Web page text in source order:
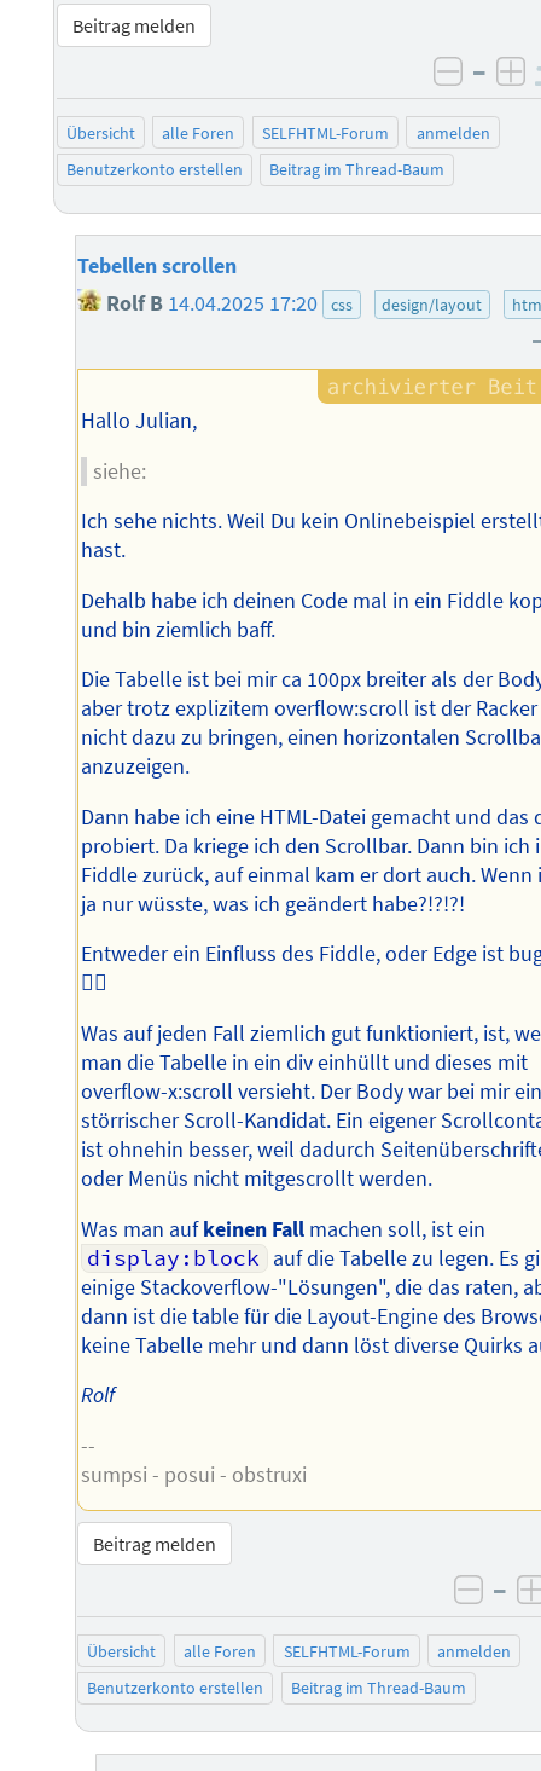
Beitrag melden
–
Übersicht alle Foren SELFHTML-Forum
anmelden
Benutzerkonto erstellen
Beitrag im Thread-Baum
Tebellen scrollen
Rolf B 14.04.2025 17:20 css design/layout
Hallo Julian,
siehe:
Ich sehe nichts. Weil Du kein Onlinebeispiel
hast.
Dehalb habe ich deinen Code mal in ein Fiddle
und bin ziemlich baff.
Die Tabelle ist bei mir ca 100px breiter als der
aber trotz explizitem overflow:scroll ist der Racker
nicht dazu zu bringen, einen horizontalen
anzuzeigen.
Dann habe ich eine HTML-Datei gemacht und das
probiert. Da kriege ich den Scrollbar. Dann bin ich
Fiddle zurück, auf einmal kam er dort auch. Wenn
ja nur wüsste, was ich geändert habe?!?!?!
Entweder ein Einfluss des Fiddle, oder Edge ist
🤷‍♂️
Was auf jeden Fall ziemlich gut funktioniert, ist,
man die Tabelle in ein div einhüllt und dieses mit
overflow-x:scroll versieht. Der Body war bei mir
störrischer Scroll-Kandidat. Ein eigener
ist ohnehin besser, weil dadurch
oder Menüs nicht mitgescrollt werden.
Was man aufkeinen Fall machen soll, ist ein
display:block auf die Tabelle zu legen. Es
einige Stackoverflow-"Lösungen", die das raten,
dann ist die table für die Layout-Engine des
keine Tabelle mehr und dann löst diverse Quirks
Rolf
--
sumpsi - posui - obstruxi
Beitrag melden
–
Übersicht alle Foren SELFHTML-Forum
anmelden
Benutzerkonto erstellen
Beitrag im Thread-Baum